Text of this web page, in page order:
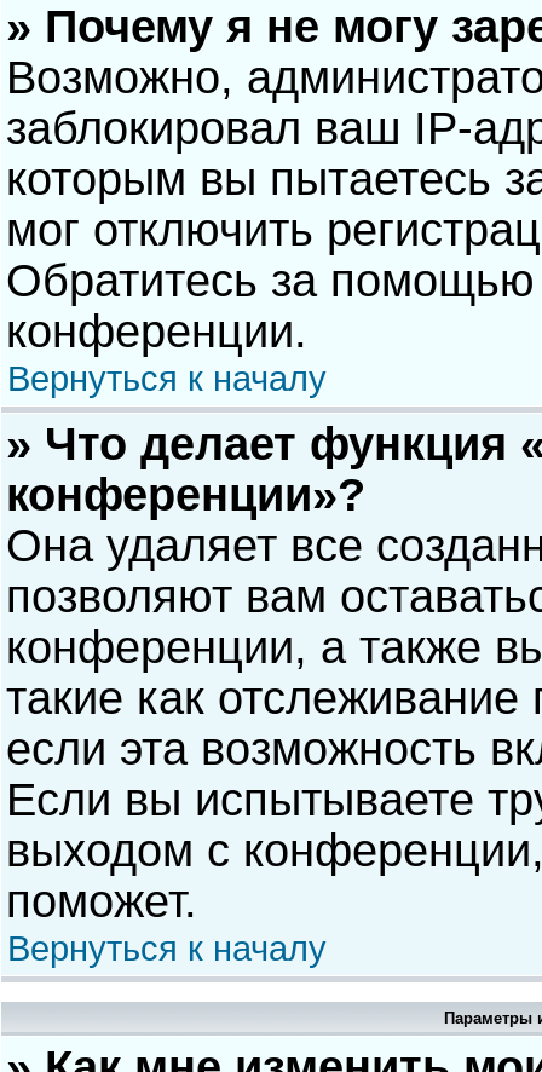
» Почему я не могу
Возможно,
заблокировал ваш IP-
которым вы пытаетесь
мог отключить
Обратитесь за помощью
конференции.
Вернуться к началу
» Что делает функция
конференции»?
Она удаляет все
позволяют вам
конференции, а также
такие как
если эта возможность
Если вы испытываете
выходом с
поможет.
Вернуться к началу
Параметры